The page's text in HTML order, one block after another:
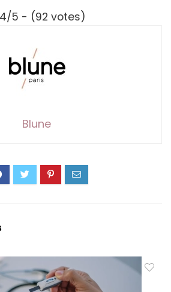
4/5 - (92 votes)
Blune